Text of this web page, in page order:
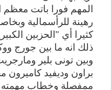
المهم فورا باتت معظم
رهينة للرأسمالية
كثيرا أي "الحزبين
ذلك انه ما بين جورج
وبين تونى بلير
براون وديفيد
ممفصلة وخطاب مهمته